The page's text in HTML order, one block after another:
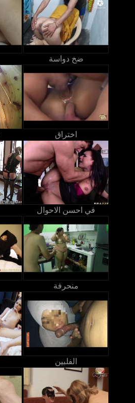
ضخ دواسة
اختراق
في احسن الاحوال
منحرفة
الفلبين